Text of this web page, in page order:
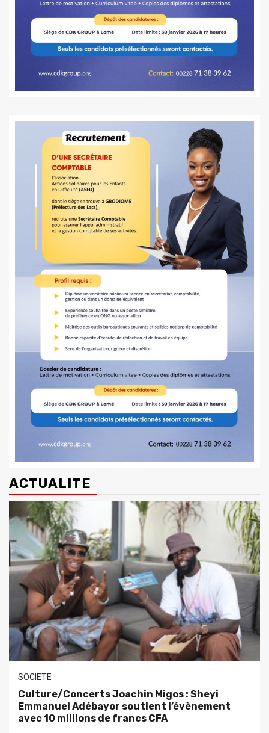
ACTUALITE
SOCIETE
Culture/Concerts Joachin Migos : Sheyi
Emmanuel Adébayor soutient l’évènement
avec 10 millions de francs CFA